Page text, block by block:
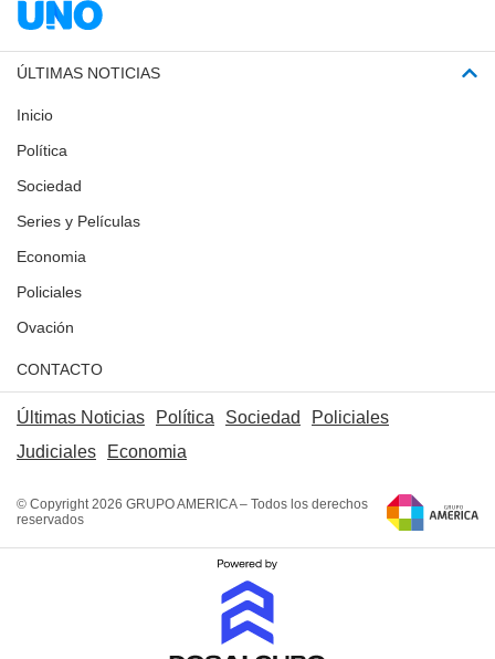
ÚLTIMAS NOTICIAS
Inicio
Política
Sociedad
Series y Películas
Economia
Policiales
Ovación
CONTACTO
Últimas Noticias Política Sociedad
Policiales
Judiciales
Economia
© Copyright 2026 GRUPO AMERICA – Todos los derechos
reservados